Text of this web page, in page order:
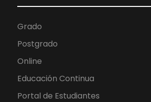
Grado
Postgrado
Online
Educación Continua
Portal de Estudiantes